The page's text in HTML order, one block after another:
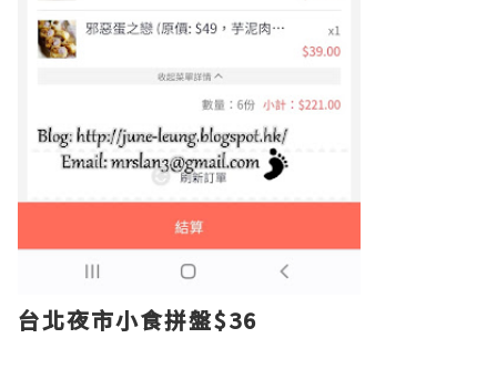
台北夜市小食拼盤$36